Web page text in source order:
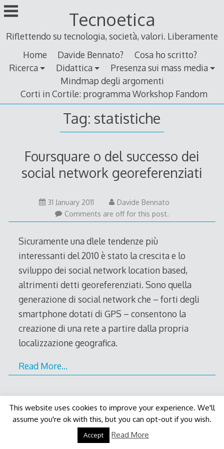
Skip
to
Tecnoetica
Riflettendo su tecnologia, società, valori. Liberamente
Home
Davide Bennato?
Cosa ho scritto?
Ricerca
Didattica
Presenza sui mass media
Mindmap degli argomenti
Corti in Cortile: programma Workshop Fandom
Tag: statistiche
Foursquare o del successo dei
social network georeferenziati
31 January 2011
January
2011
Davide Bennato
Comments are off for this post.
Sicuramente una dlele tendenze più
interessanti del 2010 è stato la crescita e lo
sviluppo dei social network location based,
altrimenti detti georeferenziati. Sono quella
generazione di social network che – forti degli
smartphone dotati di GPS – consentono la
creazione di una rete a partire dalla propria
localizzazione geografica.
Read More…
Decode Themeby Macho Themes
This website uses cookies to improve your experience. We'll
assume you're ok with this, but you can opt-out if you wish.
Accept Read More